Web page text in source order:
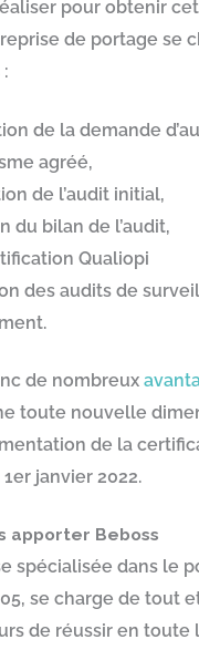
pour obtenir
de portage se
de la demande
agréé,
de l’audit initial,
du bilan de l’audit,
Qualiopi
des audits de
de nombreux
toute nouvelle
de la
janvier 2022.
apporter Beboss
spécialisée dans le
se charge de tout
de réussir en toute